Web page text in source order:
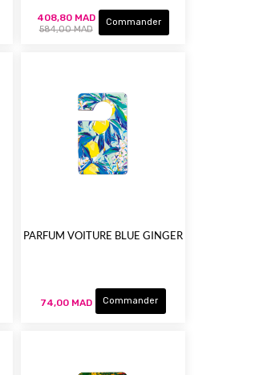
584,00 MAD
408,80 MAD Commander
PARFUM VOITURE BLUE GINGER
74,00 MAD Commander